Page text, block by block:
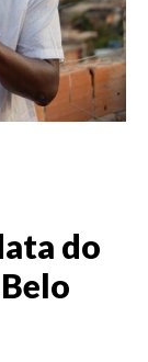
do